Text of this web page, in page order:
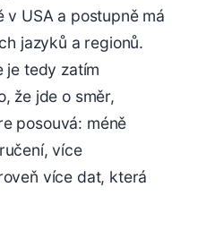
v USA a postupně má
jazyků a regionů.
je tedy zatím
že jde o směr,
posouvá: méně
více
více dat, která